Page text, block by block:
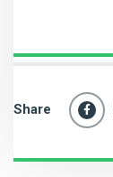
Share